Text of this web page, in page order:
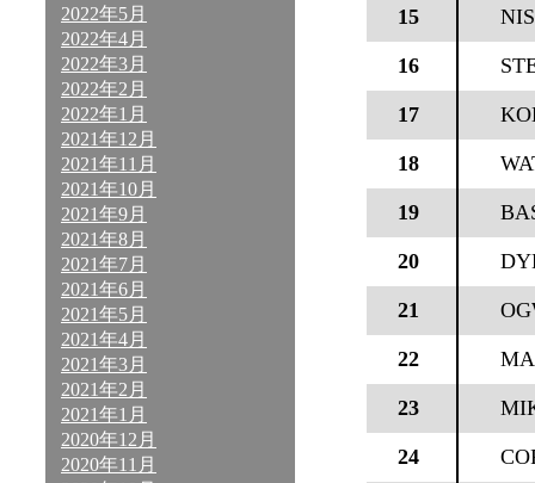
2022年5月
2022年4月
2022年3月
2022年2月
2022年1月
2021年12月
2021年11月
2021年10月
2021年9月
2021年8月
2021年7月
2021年6月
2021年5月
2021年4月
2021年3月
2021年2月
2021年1月
2020年12月
2020年11月
15
16
17
18
19
20
21
22
23
24